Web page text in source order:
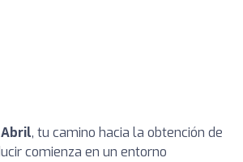
, tu camino hacia la obtención de
comienza en un entorno